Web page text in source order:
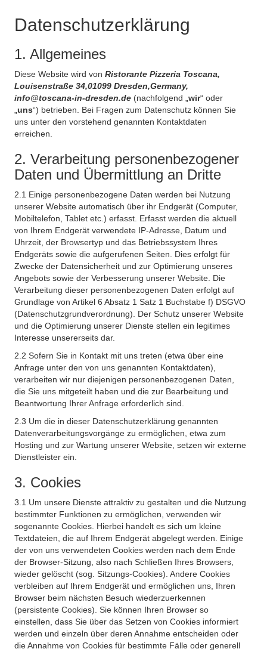
Datenschutzerklärung
1. Allgemeines
Diese Website wird von Ristorante Pizzeria Toscana,
Louisenstraße 34,01099 Dresden,Germany,
info@toscana-in-dresden.de (nachfolgend „ wir“ oder
uns“) betrieben. Bei Fragen zum Datenschutz können Sie
uns unter den vorstehend genannten Kontaktdaten
erreichen.
2. Verarbeitung personenbezogener
Daten und Übermittlung an Dritte
2.1 Einige personenbezogene Daten werden bei Nutzung
unserer Website automatisch über ihr Endgerät (Computer,
Mobiltelefon, Tablet etc.) erfasst. Erfasst werden die aktuell
von Ihrem Endgerät verwendete IP-Adresse, Datum und
Uhrzeit, der Browsertyp und das Betriebssystem Ihres
Endgeräts sowie die aufgerufenen Seiten. Dies erfolgt für
Zwecke der Datensicherheit und zur Optimierung unseres
Angebots sowie der Verbesserung unserer Website. Die
Verarbeitung dieser personenbezogenen Daten erfolgt auf
Grundlage von Artikel 6 Absatz 1 Satz 1 Buchstabe f) DSGVO
(Datenschutzgrundverordnung). Der Schutz unserer Website
und die Optimierung unserer Dienste stellen ein legitimes
Interesse unsererseits dar.
2.2 Sofern Sie in Kontakt mit uns treten (etwa über eine
Anfrage unter den von uns genannten Kontaktdaten),
verarbeiten wir nur diejenigen personenbezogenen Daten,
die Sie uns mitgeteilt haben und die zur Bearbeitung und
Beantwortung Ihrer Anfrage erforderlich sind.
2.3 Um die in dieser Datenschutzerklärung genannten
Datenverarbeitungsvorgänge zu ermöglichen, etwa zum
Hosting und zur Wartung unserer Website, setzen wir externe
Dienstleister ein.
3. Cookies
3.1 Um unsere Dienste attraktiv zu gestalten und die Nutzung
bestimmter Funktionen zu ermöglichen, verwenden wir
sogenannte Cookies. Hierbei handelt es sich um kleine
Textdateien, die auf Ihrem Endgerät abgelegt werden. Einige
der von uns verwendeten Cookies werden nach dem Ende
der Browser-Sitzung, also nach Schließen Ihres Browsers,
wieder gelöscht (sog. Sitzungs-Cookies). Andere Cookies
verbleiben auf Ihrem Endgerät und ermöglichen uns, Ihren
Browser beim nächsten Besuch wiederzuerkennen
(persistente Cookies). Sie können Ihren Browser so
einstellen, dass Sie über das Setzen von Cookies informiert
werden und einzeln über deren Annahme entscheiden oder
die Annahme von Cookies für bestimmte Fälle oder generell